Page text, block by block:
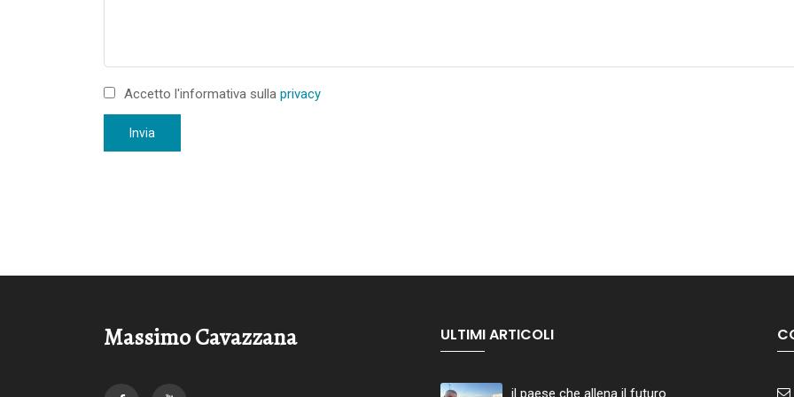
Accetto l'informativa sulla privacy
Invia
Massimo Cavazzana ULTIMI ARTICOLI
il paese che allena il futuro